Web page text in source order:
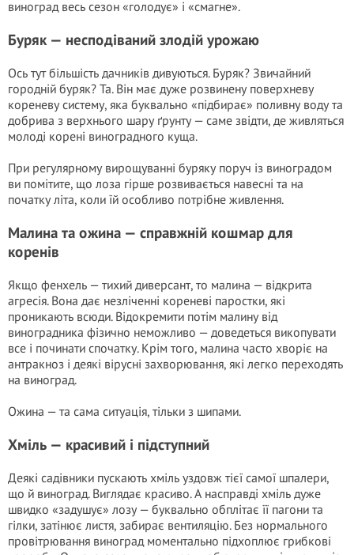
виноград весь сезон «голодує» і «смагне».
Буряк — несподіваний злодій урожаю
Ось тут більшість дачників дивуються. Буряк? Звичайний
городній буряк? Та. Він має дуже розвинену поверхневу
кореневу систему, яка буквально «підбирає» поливну воду та
добрива з верхнього шару ґрунту — саме звідти, де живляться
молоді корені виноградного куща.
При регулярному вирощуванні буряку поруч із виноградом
ви помітите, що лоза гірше розвивається навесні та на
початку літа, коли їй особливо потрібне живлення.
Малина та ожина — справжній кошмар для
коренів
Якщо фенхель — тихий диверсант, то малина — відкрита
агресія. Вона дає незліченні кореневі паростки, які
проникають всюди. Відокремити потім малину від
виноградника фізично неможливо — доведеться викопувати
все і починати спочатку. Крім того, малина часто хворіє на
антракноз і деякі вірусні захворювання, які легко переходять
на виноград.
Ожина — та сама ситуація, тільки з шипами.
Хміль — красивий і підступний
Деякі садівники пускають хміль уздовж тієї самої шпалери,
що й виноград. Виглядає красиво. А насправді хміль дуже
швидко «задушує» лозу — буквально обплітає її пагони та
гілки, затінює листя, забирає вентиляцію. Без нормального
провітрювання виноград моментально підхоплює грибкові